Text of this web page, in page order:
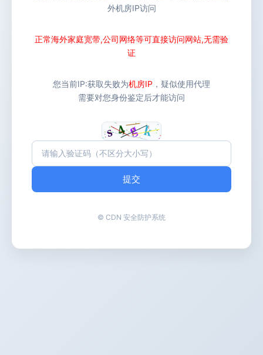
外机房IP访问
正常海外家庭宽带,公司网络等可直接访问网站,无需验
证
您当前IP:获取失败为机房IP ，疑似使用代理
需要对您身份鉴定后才能访问
提交
© CDN 安全防护系统